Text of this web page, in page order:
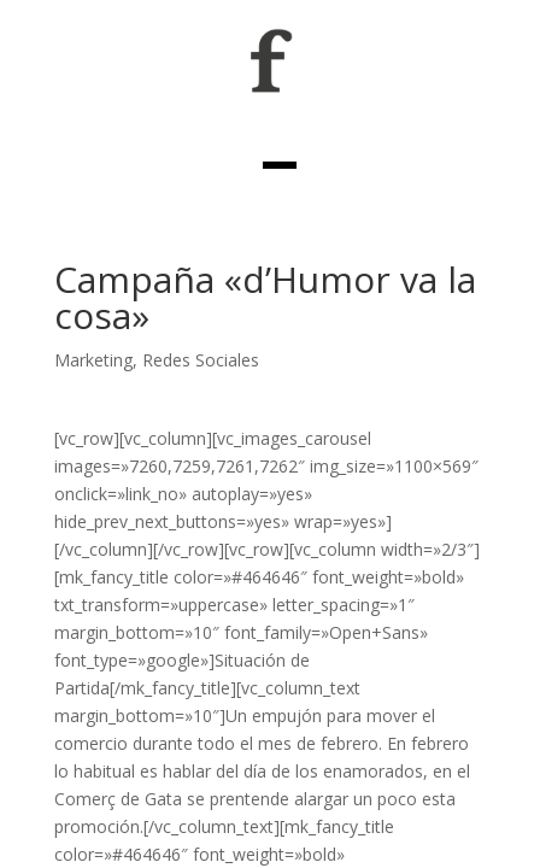
Campaña «d’Humor va la
cosa»
Marketing, Redes Sociales
[vc_row][vc_column][vc_images_carousel
images=»7260,7259,7261,7262″ img_size=»1100×569″
onclick=»link_no» autoplay=»yes»
hide_prev_next_buttons=»yes» wrap=»yes»]
[/vc_column][/vc_row][vc_row][vc_column width=»2/3″]
[mk_fancy_title color=»#464646″ font_weight=»bold»
txt_transform=»uppercase» letter_spacing=»1″
margin_bottom=»10″ font_family=»Open+Sans»
font_type=»google»]Situación de
Partida[/mk_fancy_title][vc_column_text
margin_bottom=»10″]Un empujón para mover el
comercio durante todo el mes de febrero. En febrero
lo habitual es hablar del día de los enamorados, en el
Comerç de Gata se prentende alargar un poco esta
promoción.[/vc_column_text][mk_fancy_title
color=»#464646″ font_weight=»bold»